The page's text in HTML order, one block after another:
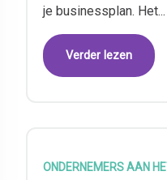
je businessplan. Het...
Verder lezen
ONDERNEMERS AAN